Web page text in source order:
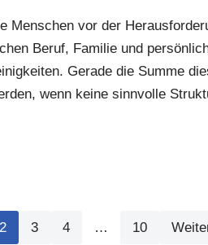
Menschen vor der
Beruf, Familie und
Gerade die Summe
wenn keine sinnvolle
2 3 4 … 10